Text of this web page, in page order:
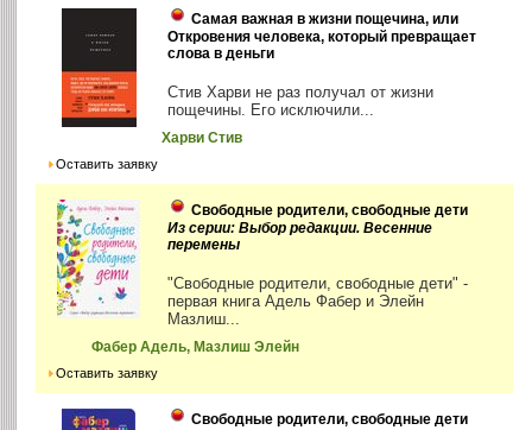
Самая важная в жизни пощечина, или
Откровения человека, который превращает
слова в деньги
Стив Харви не раз получал от жизни
пощечины. Его исключили...
Харви Стив
Оставить заявку
Свободные родители, свободные дети
Из серии: Выбор редакции. Весенние
перемены
"Свободные родители, свободные дети" -
первая книга Адель Фабер и Элейн
Мазлиш...
Фабер Адель, Мазлиш Элейн
Оставить заявку
Свободные родители, свободные дети